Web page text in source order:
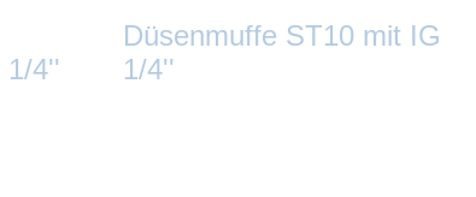
1/4''
Düsenmuffe ST10 mit IG
1/4''